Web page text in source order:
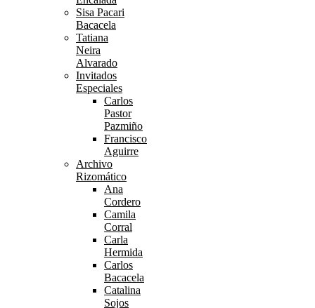
Sisa Pacari
Bacacela
Tatiana
Neira
Alvarado
Invitados
Especiales
Carlos
Pastor
Pazmiño
Francisco
Aguirre
Archivo
Rizomático
Ana
Cordero
Camila
Corral
Carla
Hermida
Carlos
Bacacela
Catalina
Sojos